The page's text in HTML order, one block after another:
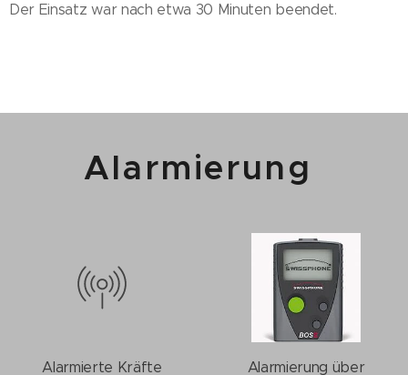
Der Einsatz war nach etwa 30 Minuten beendet.
Alarmierung
Alarmierte Kräfte Alarmierung über